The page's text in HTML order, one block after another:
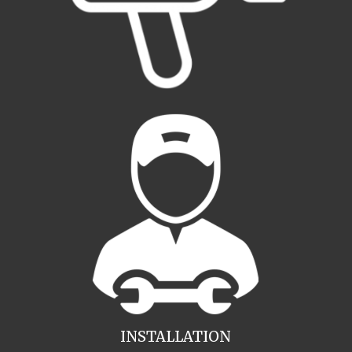
INSTALLATION